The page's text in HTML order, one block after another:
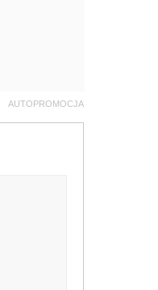
AUTOPROMOCJA